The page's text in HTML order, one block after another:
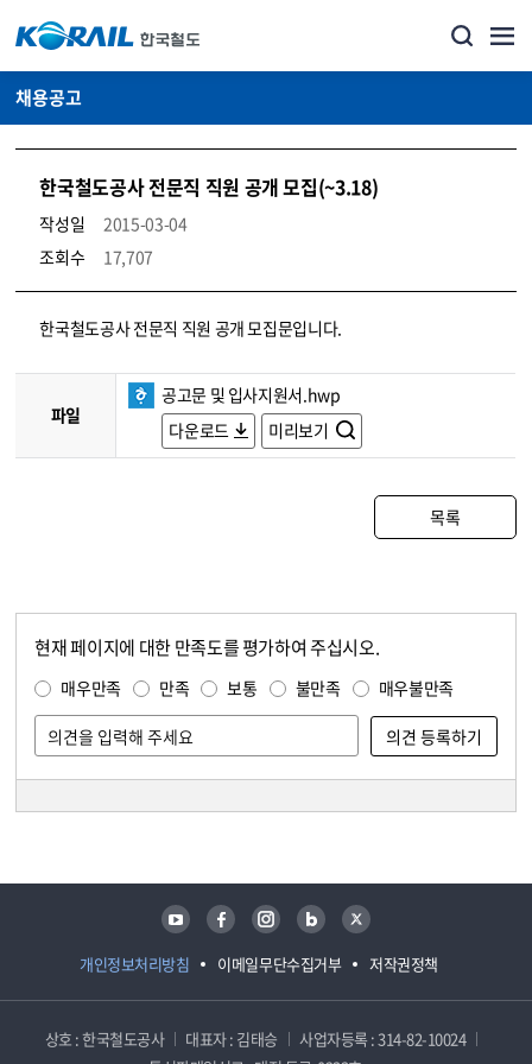
채용공고
한국철도공사 전문직 직원 공개 모집(~3.18)
작성일
2015-03-04
조회수
17,707
코레일소개_경영공시_채용공고 상세보기 – 내용, 파일, 담당자 연락처로 구성
한국철도공사 전문직 직원 공개 모집문입니다.
파일
공고문 및 입사지원서.hwp
다운로드
미리보기
목록
현재 페이지에 대한 만족도를 평가하여 주십시오.
매우만족 만족 보통 불만족 매우불만족
개인정보처리방침 이메일무단수집거부 저작권정책
유튜브 페이스북 인스타그램 블로그 트위터
상호 : 한국철도공사 대표자 : 김태승
사업자등록 : 314-82-10024